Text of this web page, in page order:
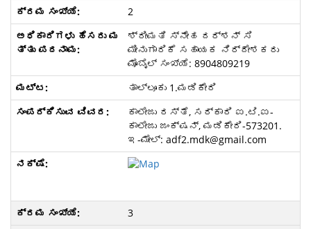
2
ಶ್ರೀಮತಿ ಸ್ನೇಹ ದರ್ಶನ್‌ ಸಿ
ಮೀನುಗಾರಿಕೆ ಸಹಾಯಕ ನಿರ್ದೇಶಕರು
ಮೊಬೈಲ್‌ ಸಂಖ್ಯೆ: 8904809219
ತಾಲ್ಲೂಕು 1.ಮಡಿಕೇರಿ
ಕಾಲೇಜು ರಸ್ತೆ, ಸರ್ಕಾರಿ ಐ.ಟಿ.ಐ-
ಕಾಲೇಜು ಜಂಕ್ಷನ್‌, ಮಡಿಕೇರಿ-573201.
ಇ-ಮೇಲ್‌: adf2.mdk@gmail.com
3